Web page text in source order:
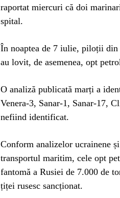
raportat miercuri că doi
spital.
În noaptea de 7 iulie, piloții
au lovit, de asemenea, opt
O analiză publicată marți a
Venera-3, Sanar-1, Sanar-17,
nefiind identificat.
Conform analizelor ucrainene
transportul maritim, cele opt
fantomă a Rusiei de 7.000 de
țiței rusesc sancționat.